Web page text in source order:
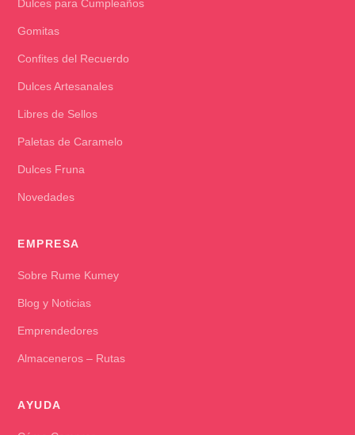
Dulces para Cumpleaños
Gomitas
Confites del Recuerdo
Dulces Artesanales
Libres de Sellos
Paletas de Caramelo
Dulces Fruna
Novedades
EMPRESA
Sobre Rume Kumey
Blog y Noticias
Emprendedores
Almaceneros – Rutas
AYUDA